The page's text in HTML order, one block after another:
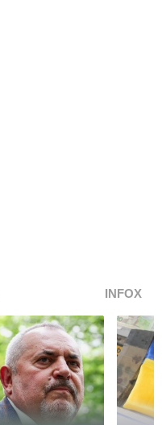
INFOX